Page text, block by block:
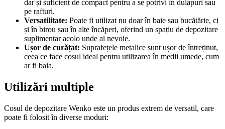
dar și suficient de compact pentru a se potrivi în dulapuri sau
pe rafturi.
Versatilitate: Poate fi utilizat nu doar în baie sau bucătărie, ci
și în birou sau în alte încăperi, oferind un spațiu de depozitare
suplimentar acolo unde ai nevoie.
Ușor de curățat: Suprafețele metalice sunt ușor de întreținut,
ceea ce face cosul ideal pentru utilizarea în medii umede, cum
ar fi baia.
Utilizări multiple
Cosul de depozitare Wenko este un produs extrem de versatil, care
poate fi folosit în diverse moduri: